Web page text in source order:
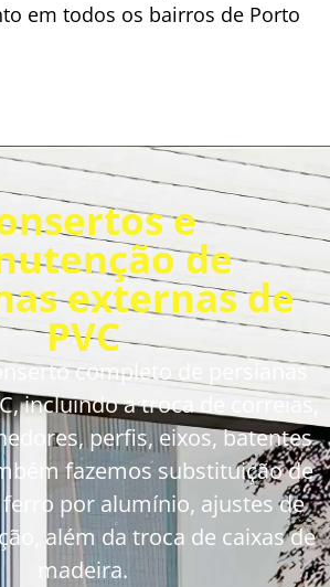
em todos os bairros de Porto
e
de
externas de
PVC
completo de persianas
incluindo a troca de correias,
perfis, eixos, batentes
fazemos substituição de
por alumínio, ajustes de
além da troca de caixas de
madeira.